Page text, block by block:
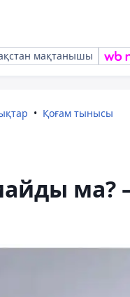
мақтанышы
Қоғам тынысы
ма?